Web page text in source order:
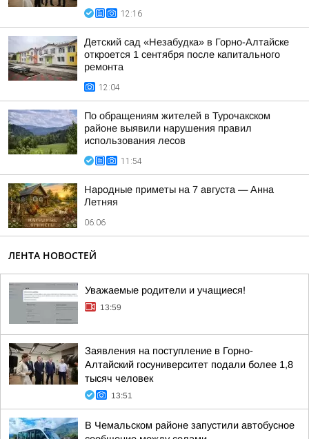
12:16
Детский сад «Незабудка» в Горно-Алтайске
откроется 1 сентября после капитального
ремонта
12:04
По обращениям жителей в Турочакском
районе выявили нарушения правил
использования лесов
11:54
Hapoдныe пpимeты нa 7 aвгуcтa — Aннa
Лeтняя
06:06
ЛЕНТА НОВОСТЕЙ
Уважаемые родители и учащиеся!
13:59
Заявления на поступление в Горно-
Алтайский госуниверситет подали более 1,8
тысяч человек
13:51
В Чемальском районе запустили автобусное